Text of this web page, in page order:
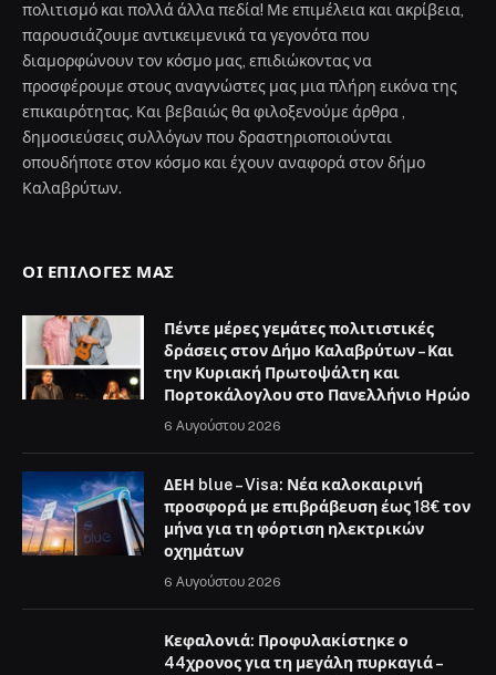
πολιτισμό και πολλά άλλα πεδία! Με επιμέλεια και ακρίβεια,
παρουσιάζουμε αντικειμενικά τα γεγονότα που
διαμορφώνουν τον κόσμο μας, επιδιώκοντας να
προσφέρουμε στους αναγνώστες μας μια πλήρη εικόνα της
επικαιρότητας. Και βεβαιώς θα φιλοξενούμε άρθρα ,
δημοσιεύσεις συλλόγων που δραστηριοποιούνται
οπουδήποτε στον κόσμο και έχουν αναφορά στον δήμο
Καλαβρύτων.
ΟΙ ΕΠΙΛΟΓΈΣ ΜΑΣ
Πέντε μέρες γεμάτες πολιτιστικές
δράσεις στον Δήμο Καλαβρύτων – Και
την Κυριακή Πρωτοψάλτη και
Πορτοκάλογλου στο Πανελλήνιο Ηρώο
6 Αυγούστου 2026
ΔΕΗ blue – Visa: Νέα καλοκαιρινή
προσφορά με επιβράβευση έως 18€ τον
μήνα για τη φόρτιση ηλεκτρικών
οχημάτων
6 Αυγούστου 2026
Κεφαλονιά: Προφυλακίστηκε ο
44χρονος για τη μεγάλη πυρκαγιά –